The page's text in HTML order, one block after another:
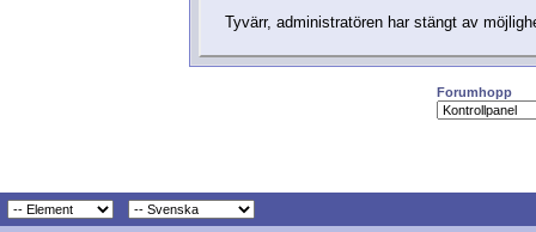
Tyvärr, administratören har stängt av
Forumhopp